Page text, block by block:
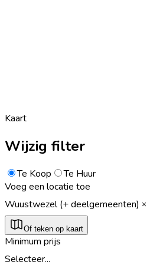
Kaart
Wijzig filter
Te Koop
Te Huur
Voeg een locatie toe
Wuustwezel (+ deelgemeenten)
Of teken op kaart
Minimum prijs
Selecteer...